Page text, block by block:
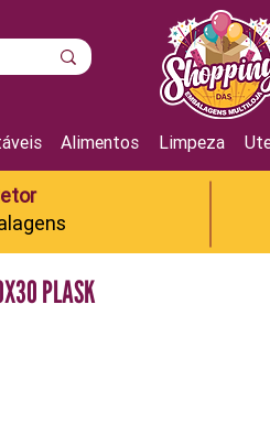
Alimentos Limpeza
PLASK